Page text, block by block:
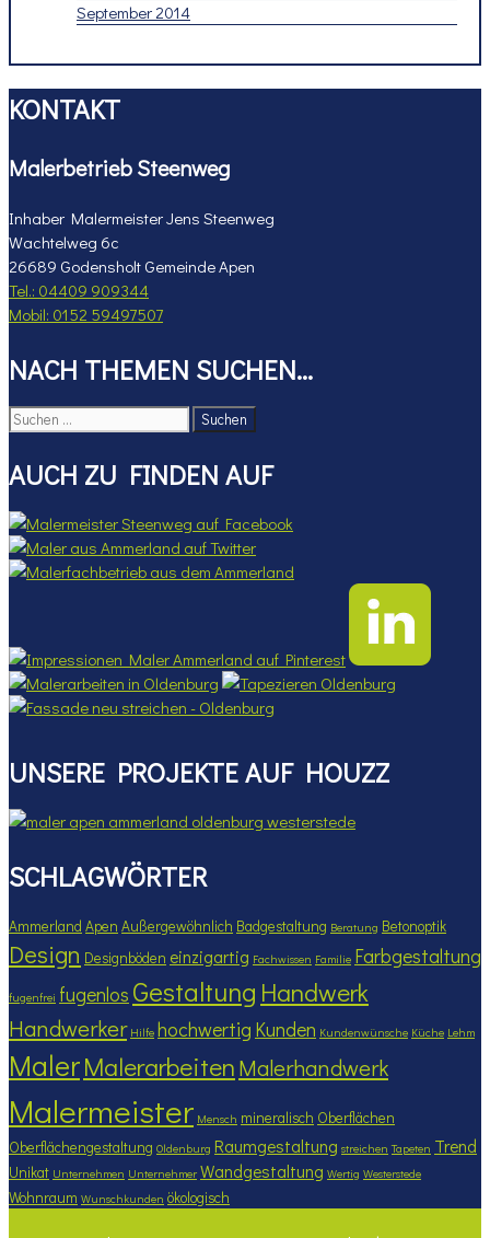
September 2014
KONTAKT
Malerbetrieb Steenweg
Inhaber Malermeister Jens Steenweg
Wachtelweg 6c
26689 Godensholt Gemeinde Apen
Tel.: 04409 909344
Mobil: 0152 59497507
NACH THEMEN SUCHEN…
Suchen
AUCH ZU FINDEN AUF
UNSERE PROJEKTE AUF HOUZZ
SCHLAGWÖRTER
Ammerland Apen Außergewöhnlich Badgestaltung Beratung Betonoptik
Design Designböden einzigartig Fachwissen Familie Farbgestaltung
fugenfrei fugenlos Gestaltung Handwerk
Handwerker Hilfe hochwertig Kunden Kundenwünsche Küche Lehm
MalerMalerarbeitenMalerhandwerk
Malermeister Mensch mineralisch Oberflächen
Oberflächengestaltung Oldenburg Raumgestaltung streichen Tapeten Trend
Unikat Unternehmen Unternehmer Wandgestaltung Wertig Westerstede
Wohnraum Wunschkunden ökologisch